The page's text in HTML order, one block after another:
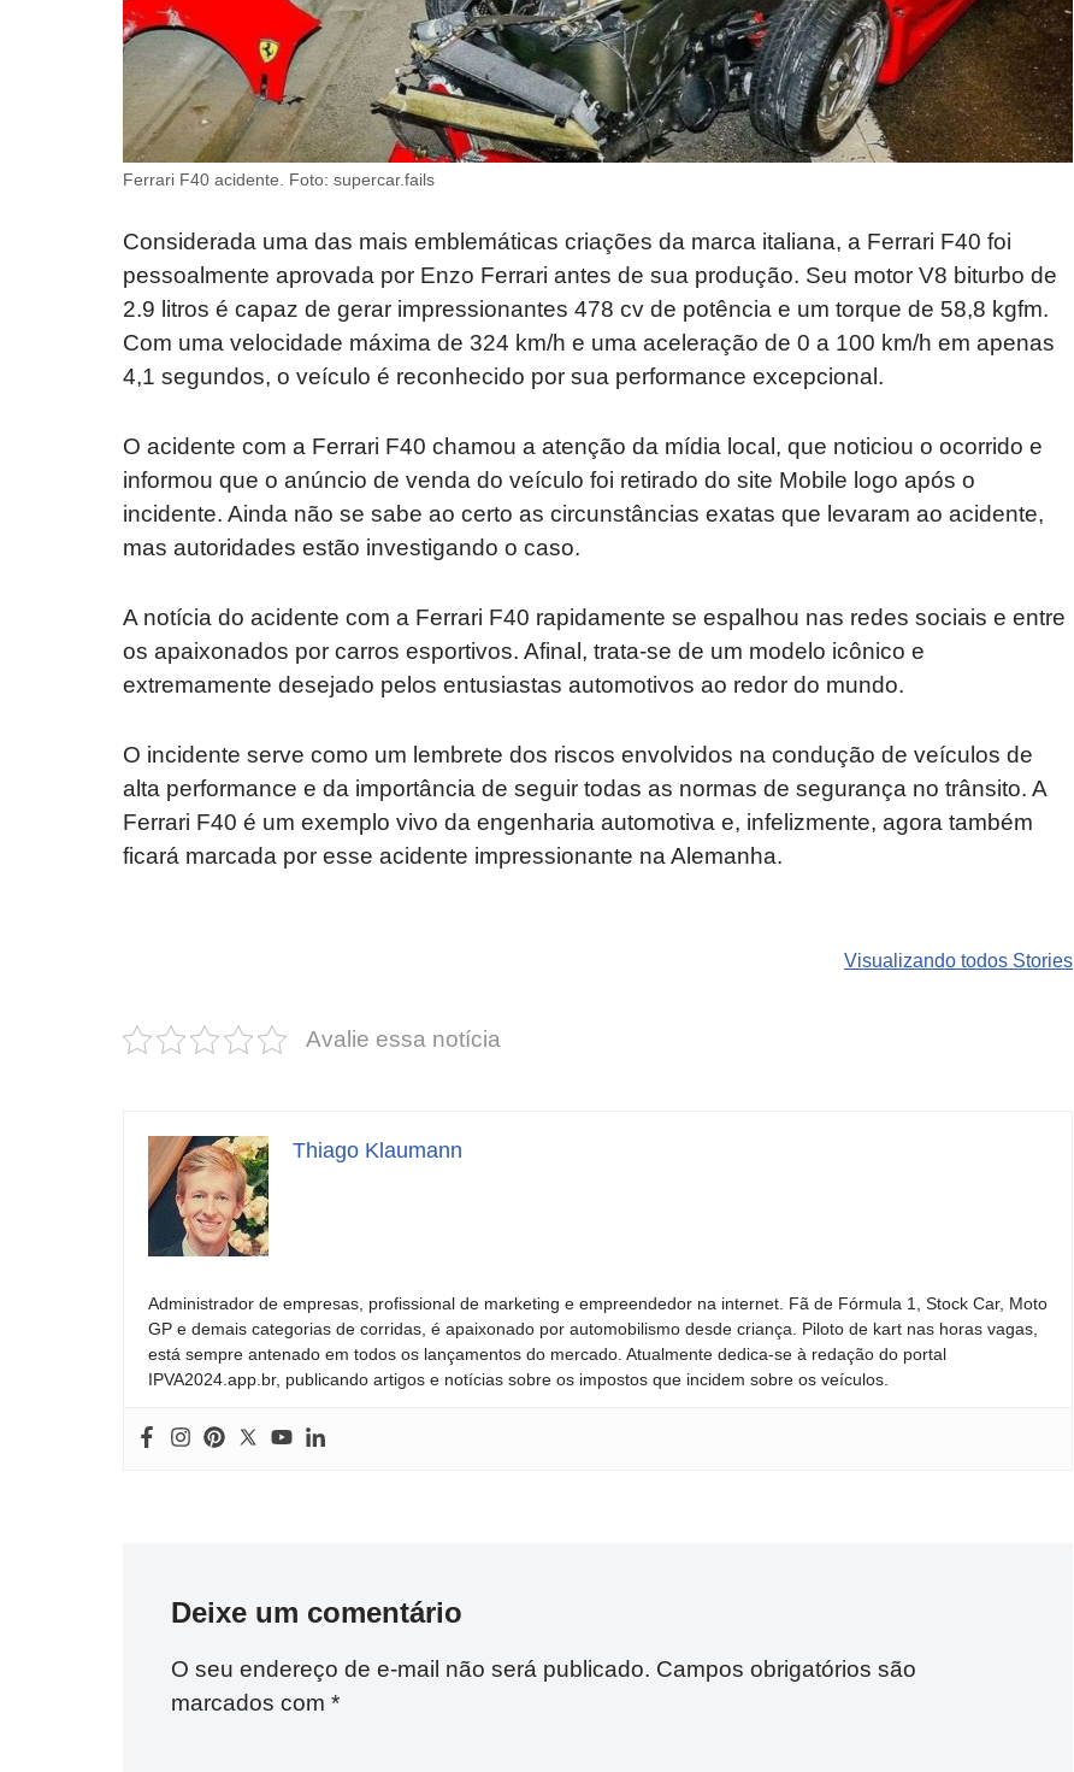
Ferrari F40 acidente. Foto: supercar.fails
Considerada uma das mais emblemáticas criações da marca italiana, a Ferrari F40 foi
pessoalmente aprovada por Enzo Ferrari antes de sua produção. Seu motor V8 biturbo de
2.9 litros é capaz de gerar impressionantes 478 cv de potência e um torque de 58,8 kgfm.
Com uma velocidade máxima de 324 km/h e uma aceleração de 0 a 100 km/h em apenas
4,1 segundos, o veículo é reconhecido por sua performance excepcional.
O acidente com a Ferrari F40 chamou a atenção da mídia local, que noticiou o ocorrido e
informou que o anúncio de venda do veículo foi retirado do site Mobile logo após o
incidente. Ainda não se sabe ao certo as circunstâncias exatas que levaram ao acidente,
mas autoridades estão investigando o caso.
A notícia do acidente com a Ferrari F40 rapidamente se espalhou nas redes sociais e entre
os apaixonados por carros esportivos. Afinal, trata-se de um modelo icônico e
extremamente desejado pelos entusiastas automotivos ao redor do mundo.
O incidente serve como um lembrete dos riscos envolvidos na condução de veículos de
alta performance e da importância de seguir todas as normas de segurança no trânsito. A
Ferrari F40 é um exemplo vivo da engenharia automotiva e, infelizmente, agora também
ficará marcada por esse acidente impressionante na Alemanha.
Visualizando todos Stories
2025!
de emoção
roubados que
marcas
Avalie essa notícia
Thiago Klaumann
Administrador de empresas, profissional de marketing e empreendedor na internet. Fã de Fórmula 1, Stock Car, Moto
GP e demais categorias de corridas, é apaixonado por automobilismo desde criança. Piloto de kart nas horas vagas,
está sempre antenado em todos os lançamentos do mercado. Atualmente dedica-se à redação do portal
IPVA2024.app.br, publicando artigos e notícias sobre os impostos que incidem sobre os veículos.
Deixe um comentário
O seu endereço de e-mail não será publicado. Campos obrigatórios são
marcados com *